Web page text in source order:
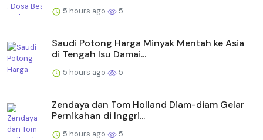
5 hours ago 5
Saudi Potong Harga Minyak Mentah ke Asia
di Tengah Isu Damai...
5 hours ago 5
Zendaya dan Tom Holland Diam-diam Gelar
Pernikahan di Inggri...
5 hours ago 5